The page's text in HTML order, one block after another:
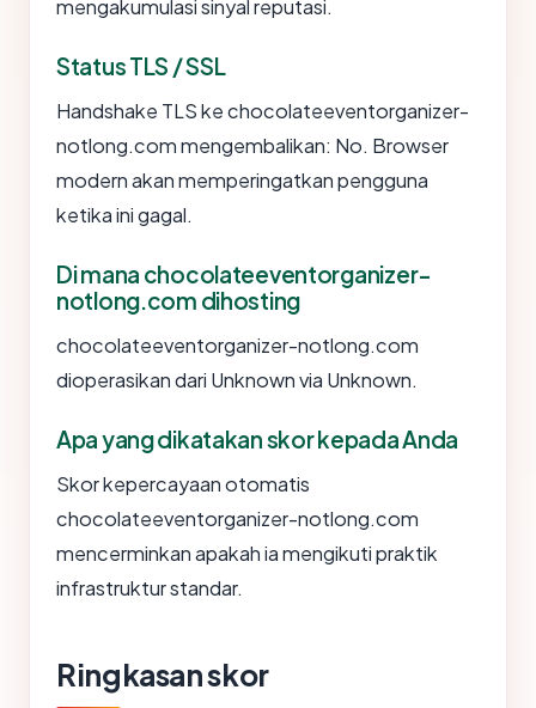
mengakumulasi sinyal reputasi.
Status TLS / SSL
Handshake TLS ke chocolateeventorganizer-
notlong.com mengembalikan: No. Browser
modern akan memperingatkan pengguna
ketika ini gagal.
Di mana chocolateeventorganizer-
notlong.com dihosting
chocolateeventorganizer-notlong.com
dioperasikan dari Unknown via Unknown.
Apa yang dikatakan skor kepada Anda
Skor kepercayaan otomatis
chocolateeventorganizer-notlong.com
mencerminkan apakah ia mengikuti praktik
infrastruktur standar.
Ringkasan skor